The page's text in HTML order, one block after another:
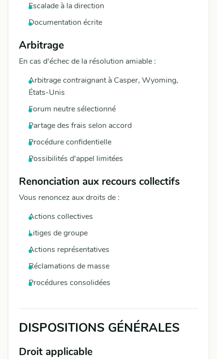
Escalade à la direction
Documentation écrite
Arbitrage
En cas d'échec de la résolution amiable :
Arbitrage contraignant à Casper, Wyoming,
États-Unis
Forum neutre sélectionné
Partage des frais selon accord
Procédure confidentielle
Possibilités d'appel limitées
Renonciation aux recours collectifs
Vous renoncez aux droits de :
Actions collectives
Litiges de groupe
Actions représentatives
Réclamations de masse
Procédures consolidées
DISPOSITIONS GÉNÉRALES
Droit applicable